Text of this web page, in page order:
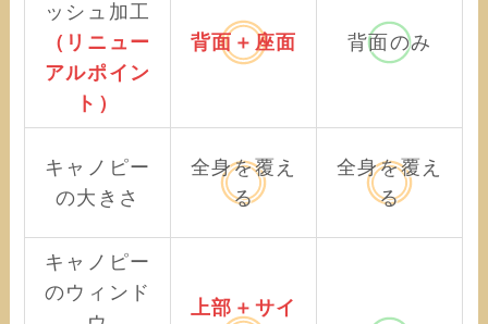
ッシュ加工
（リニュー
アルポイン
ト）
背面＋座面 背面のみ
キャノピー
の大きさ
全身を覆え
る
全身を覆え
る
キャノピー
のウィンド
上部＋サイ